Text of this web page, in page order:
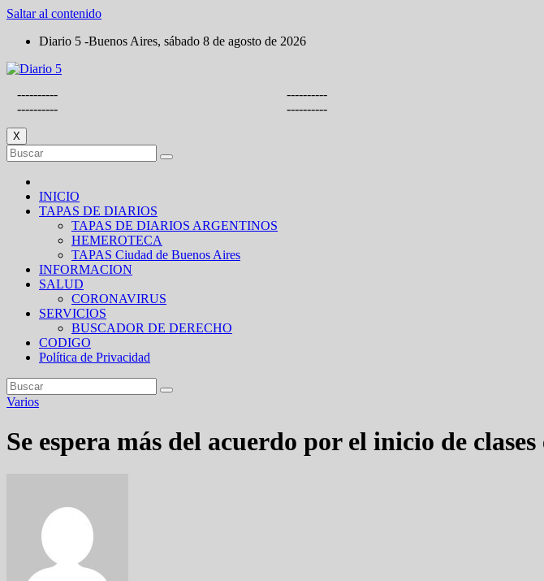
Saltar al contenido
Diario 5 -Buenos Aires, sábado 8 de agosto de 2026
----------
----------
----------
----------
X
INICIO
TAPAS DE DIARIOS
TAPAS DE DIARIOS ARGENTINOS
HEMEROTECA
TAPAS Ciudad de Buenos Aires
INFORMACION
SALUD
CORONAVIRUS
SERVICIOS
BUSCADOR DE DERECHO
CODIGO
Política de Privacidad
Varios
Se espera más del acuerdo por el inicio de